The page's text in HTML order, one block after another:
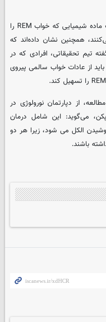
داروهای دیگری که با مسدود کردن یک ماده شیمیایی که خواب REM را
همچنین نشان داده‌اند که
تیم تحقیقاتی، افرادی که در
باید از عادات خواب سالمی پیروی
از دپارتمان نورولوژی در
می‌گوید: این شامل درمان
الکل می شود، زیرا هر دو
باشند.